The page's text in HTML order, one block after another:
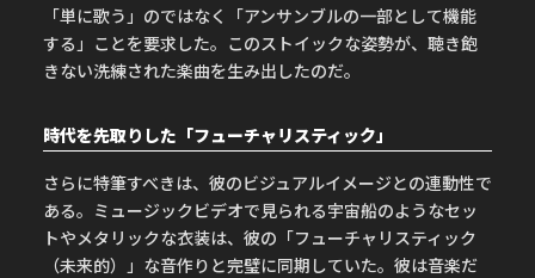
「単に歌う」のではなく「アンサンブルの一部として機能
する」ことを要求した。このストイックな姿勢が、聴き飽
きない洗練された楽曲を生み出したのだ。
時代を先取りした「フューチャリスティック」
さらに特筆すべきは、彼のビジュアルイメージとの連動性で
ある。ミュージックビデオで見られる宇宙船のようなセッ
トやメタリックな衣装は、彼の「フューチャリスティック
（未来的）」な音作りと完璧に同期していた。彼は音楽だ